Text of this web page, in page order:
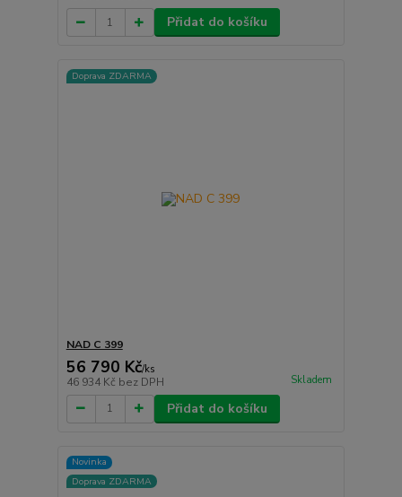
Přidat do košíku
Doprava ZDARMA
NAD C 399
56 790 Kč/ks
46 934 Kč bez DPH Skladem
Přidat do košíku
Novinka
Doprava ZDARMA